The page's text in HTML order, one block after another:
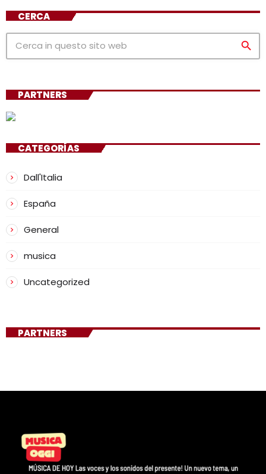
CERCA
search
PARTNERS
CATEGORÍAS
Dall'Italia
España
General
musica
Uncategorized
PARTNERS